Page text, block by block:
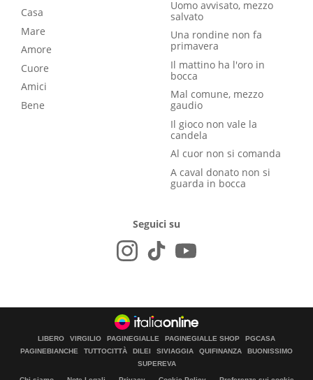
Casa
Mare
Amore
Cuore
Amici
Bene
Uomo avvisato, mezzo
salvato
Una rondine non fa
primavera
Il mattino ha l'oro in
bocca
Mal comune, mezzo
gaudio
Il gioco non vale la
candela
Al cuor non si comanda
A caval donato non si
guarda in bocca
Seguici su
LIBERO VIRGILIO PAGINEGIALLE PAGINEGIALLE SHOP
PGCASA
PAGINEBIANCHE
TUTTOCITTÀ DILEI SIVIAGGIA QUIFINANZA
BUONISSIMO
SUPEREVA